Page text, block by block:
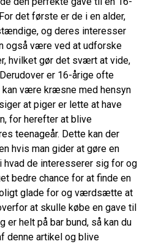
det første er de i en alder,
og deres interesser
også være ved at udforske
hvilket gør det svært at vide,
er 16-årige ofte
være kræsne med hensyn
at piger er lette at have
for herefter at blive
teenageår. Dette kan der
hvis man gider at gøre en
de interesserer sig for og
bedre chance for at finde en
glade for og værdsætte at
at skulle købe en gave til
er helt på bar bund, så kan du
denne artikel og blive